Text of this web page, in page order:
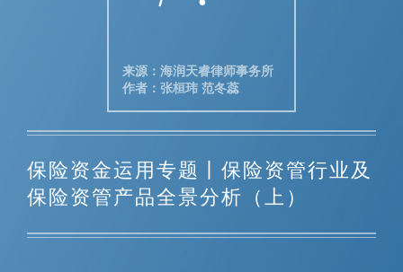
来源：海润天睿律师事务所
作者：张桓玮 范冬蕊
保险资金运用专题丨保险资管行业及
保险资管产品全景分析（上）